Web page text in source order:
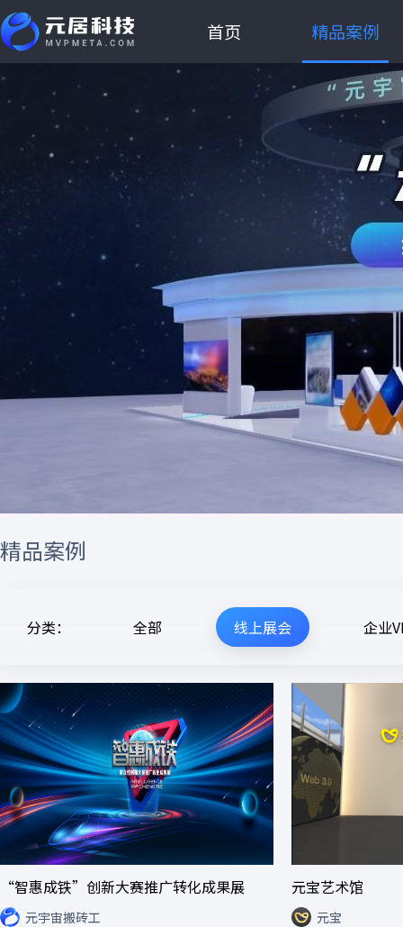
首页 精品案例
精品案例
分类： 全部 线上展会 企业
“智惠成铁”创新大赛推广转化成果展
元宇宙搬砖工
元宝艺术馆
元宝